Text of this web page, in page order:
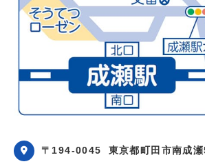
〒194-0045
東京都町田市南成